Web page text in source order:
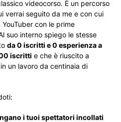
videocorso. È un percorso
verrai seguito da me e con cui
con le prime
suo interno spiego le stesse
da 0 iscritti e 0 esperienza a
iscritti e che è riuscito a
un lavoro da centinaia di
i tuoi spettatori incollati